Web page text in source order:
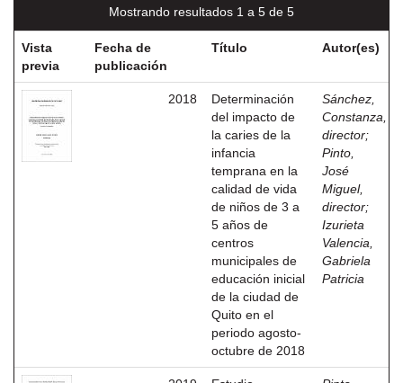
Mostrando resultados 1 a 5 de 5
Vista
previa
Fecha de
publicación
Título Autor(es)
2018
Determinación
del impacto de
la caries de la
infancia
temprana en la
calidad de vida
de niños de 3 a
5 años de
centros
municipales de
educación inicial
de la ciudad de
Quito en el
periodo agosto-
octubre de 2018
Sánchez,
Constanza,
director;
Pinto,
José
Miguel,
director;
Izurieta
Valencia,
Gabriela
Patricia